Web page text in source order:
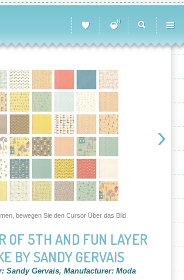
0
bewegen Sie den Cursor Über das Bild
OF 5TH AND FUN LAYER
BY SANDY GERVAIS
Sandy Gervais, Manufacturer: Moda